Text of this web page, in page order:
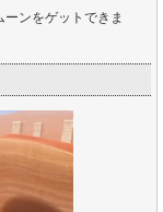
ンをゲットできま